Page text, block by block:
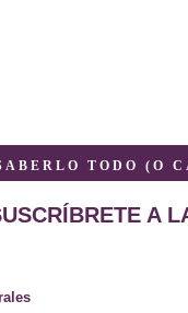
TODO (O
A